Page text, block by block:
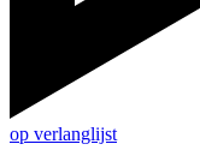
op verlanglijst